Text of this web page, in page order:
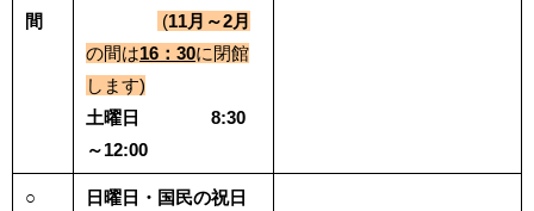
間
(11月～2月
の間は16：30に閉館
します)
土曜日 8:30
～12:00
○
日曜日・国民の祝日